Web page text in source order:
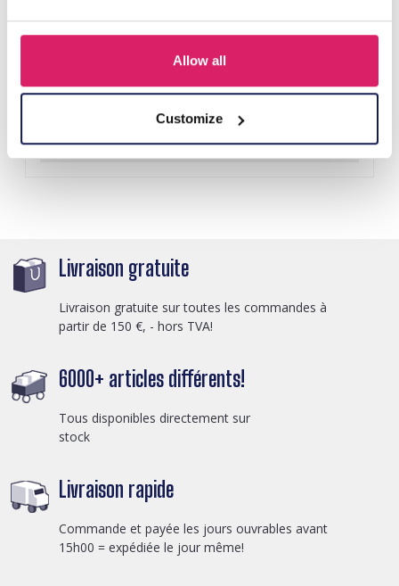
Allow all
Customize
H-E25.2 B938-003-1 Bracelet Shells
Détails
Livraison gratuite
Livraison gratuite sur toutes les commandes à
partir de 150 €, - hors TVA!
6000+ articles différents!
Tous disponibles directement sur
stock
Livraison rapide
Commande et payée les jours ouvrables avant
15h00 = expédiée le jour même!